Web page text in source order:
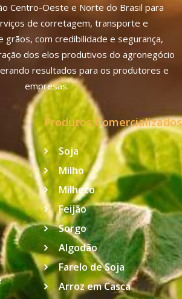
Centro-Oeste e Norte do Brasil para
de corretagem, transporte e
grãos, com credibilidade e segurança,
dos elos produtivos do agronegócio
resultados para os produtores e
empresas.
Produtos Comercializados
Soja
Milho
Milheto
Feijão
Sorgo
Algodão
Farelo de Soja
Arroz em Casca